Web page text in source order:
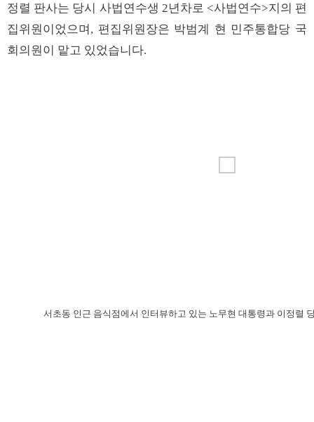
정렬 판사는 당시 사법연수생 2년차로 <사법연수>지의 편
집위원이었으며, 편집위원장은 박범계 현 민주통합당 국
회의원이 맡고 있었습니다.
서초동 인근 음식점에서 인터뷰하고 있는 노무현 대통령과 이정렬